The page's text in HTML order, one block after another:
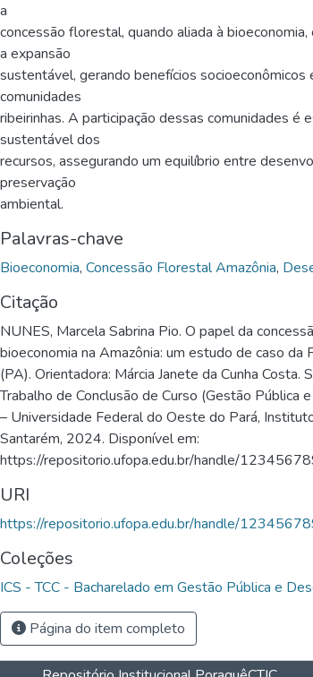
a
concessão florestal, quando aliada à
a expansão
sustentável, gerando benefícios socioeconômicos
comunidades
ribeirinhas. A participação dessas comunidades é
sustentável dos
recursos, assegurando um equilíbrio entre
preservação
ambiental.
Palavras-chave
Bioeconomia, Concessão Florestal Amazônia,
Citação
NUNES, Marcela Sabrina Pio. O papel da
bioeconomia na Amazônia: um estudo de caso da
(PA). Orientadora: Márcia Janete da Cunha
Trabalho de Conclusão de Curso (Gestão Pública
– Universidade Federal do Oeste do Pará,
Santarém, 2024. Disponível em:
https://repositorio.ufopa.edu.br/handle/
URI
https://repositorio.ufopa.edu.br/handle/
Coleções
ICS - TCC - Bacharelado em Gestão Pública e
Página do item completo